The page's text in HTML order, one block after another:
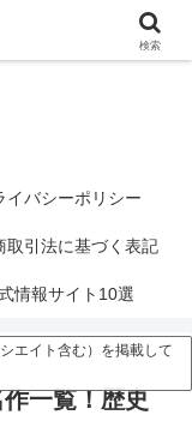
イバシーポリシー
取引法に基づく表記
情報サイト10選
エイト含む）を掲載して
一覧！歴史
検索